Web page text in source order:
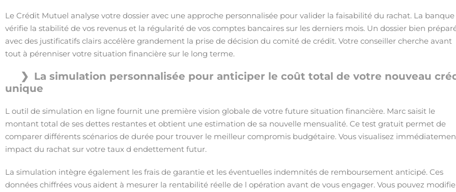
Le Crédit Mutuel analyse votre dossier avec une approche personnalisée pour valider la faisabilité du rachat. La banque
vérifie la stabilité de vos revenus et la régularité de vos comptes bancaires sur les derniers mois. Un dossier bien
avec des justificatifs clairs accélère grandement la prise de décision du comité de crédit. Votre conseiller cherche avant
tout à pérenniser votre situation financière sur le long terme.
La simulation personnalisée pour anticiper le coût total de votre nouveau
unique
L outil de simulation en ligne fournit une première vision globale de votre future situation financière. Marc saisit le
montant total de ses dettes restantes et obtient une estimation de sa nouvelle mensualité. Ce test gratuit permet de
comparer différents scénarios de durée pour trouver le meilleur compromis budgétaire. Vous visualisez
impact du rachat sur votre taux d endettement futur.
La simulation intègre également les frais de garantie et les éventuelles indemnités de remboursement anticipé. Ces
données chiffrées vous aident à mesurer la rentabilité réelle de l opération avant de vous engager. Vous pouvez